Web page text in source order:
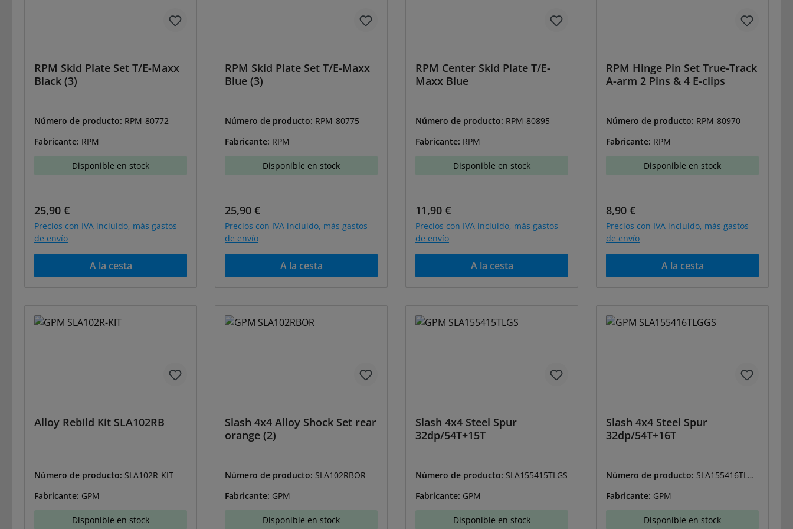
RPM Skid Plate Set T/E-Maxx
Black (3)
Número de producto: RPM-80772
Fabricante: RPM
Disponible en stock
Precio normal:
25,90 €
Precios con IVA incluido, más gastos
de envío
A la cesta
RPM Skid Plate Set T/E-Maxx
Blue (3)
Número de producto: RPM-80775
Fabricante: RPM
Disponible en stock
Precio normal:
25,90 €
Precios con IVA incluido, más gastos
de envío
A la cesta
RPM Center Skid Plate T/E-
Maxx Blue
Número de producto: RPM-80895
Fabricante: RPM
Disponible en stock
Precio normal:
11,90 €
Precios con IVA incluido, más gastos
de envío
A la cesta
RPM Hinge Pin Set True-Track
A-arm 2 Pins & 4 E-clips
Número de producto: RPM-80970
Fabricante: RPM
Disponible en stock
Precio normal:
8,90 €
Precios con IVA incluido, más gastos
de envío
A la cesta
Alloy Rebild Kit SLA102RB
Número de producto: SLA102R-KIT
Fabricante: GPM
Disponible en stock
Slash 4x4 Alloy Shock Set rear
orange (2)
Número de producto: SLA102RBOR
Fabricante: GPM
Disponible en stock
Slash 4x4 Steel Spur
32dp/54T+15T
Número de producto: SLA155415TLGS
Fabricante: GPM
Disponible en stock
Slash 4x4 Steel Spur
32dp/54T+16T
Número de producto: SLA155416TLG
Fabricante: GPM
Disponible en stock